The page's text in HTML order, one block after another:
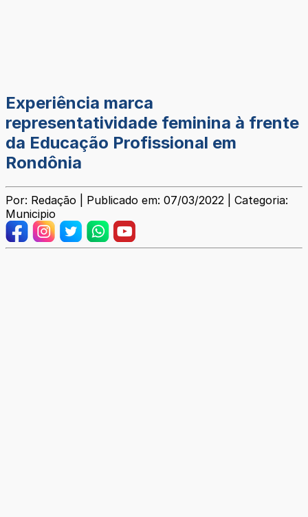
Experiência marca
representatividade feminina à frente
da Educação Profissional em
Rondônia
Por: Redação | Publicado em: 07/03/2022 | Categoria:
Municipio